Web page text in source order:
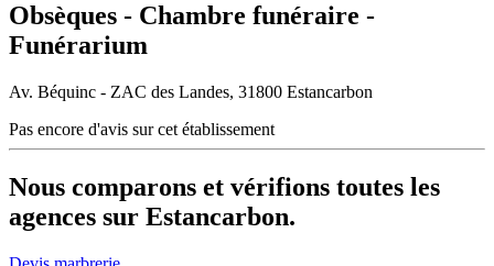
Obsèques - Chambre funéraire -
Funérarium
Av. Béquinc - ZAC des Landes, 31800 Estancarbon
Pas encore d'avis sur cet établissement
Nous comparons et vérifions toutes les
agences sur Estancarbon.